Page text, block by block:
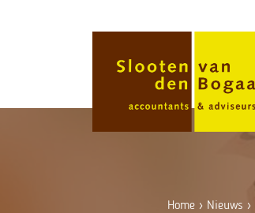
Home › Nieuws ›